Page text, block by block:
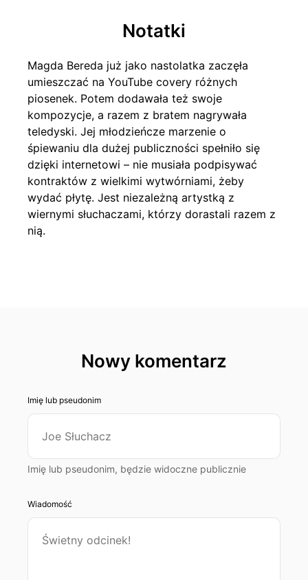
Notatki
Magda Bereda już jako nastolatka zaczęła
umieszczać na YouTube covery różnych
piosenek. Potem dodawała też swoje
kompozycje, a razem z bratem nagrywała
teledyski. Jej młodzieńcze marzenie o
śpiewaniu dla dużej publiczności spełniło się
dzięki internetowi – nie musiała podpisywać
kontraktów z wielkimi wytwórniami, żeby
wydać płytę. Jest niezależną artystką z
wiernymi słuchaczami, którzy dorastali razem z
nią.
Nowy komentarz
Imię lub pseudonim
Imię lub pseudonim, będzie widoczne publicznie
Wiadomość